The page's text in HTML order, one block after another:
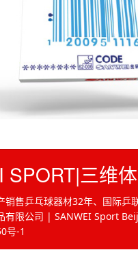
SPORT|三维
销售乒乓球器材32年、国际乒
有限公司 | SANWEI Sport
号-1